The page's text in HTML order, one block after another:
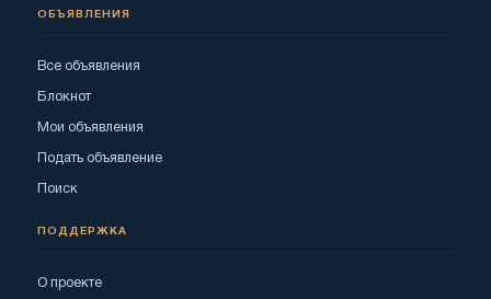
ОБЪЯВЛЕНИЯ
Все объявления
Блокнот
Мои объявления
Подать объявление
Поиск
ПОДДЕРЖКА
О проекте